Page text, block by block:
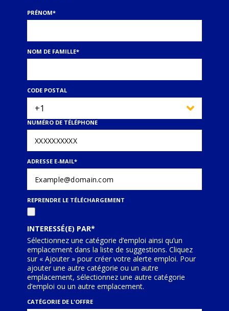
PRÉNOM*
NOM DE FAMILLE*
CODE POSTAL
NUMÉRO DE TÉLÉPHONE
ADRESSE E-MAIL*
REPRENDRE LE TÉLÉCHARGEMENT
INTERESSÉ(E) PAR
Sélectionnez une catégorie d’emploi ainsi qu’un
emplacement dans la liste de suggestions. Cliquez
sur « Ajouter » pour créer votre alerte emploi. Pour
ajouter une autre catégorie ou un autre
emplacement, sélectionnez une autre catégorie
d’emploi ou un autre emplacement.
CATÉGORIE DE L'OFFRE